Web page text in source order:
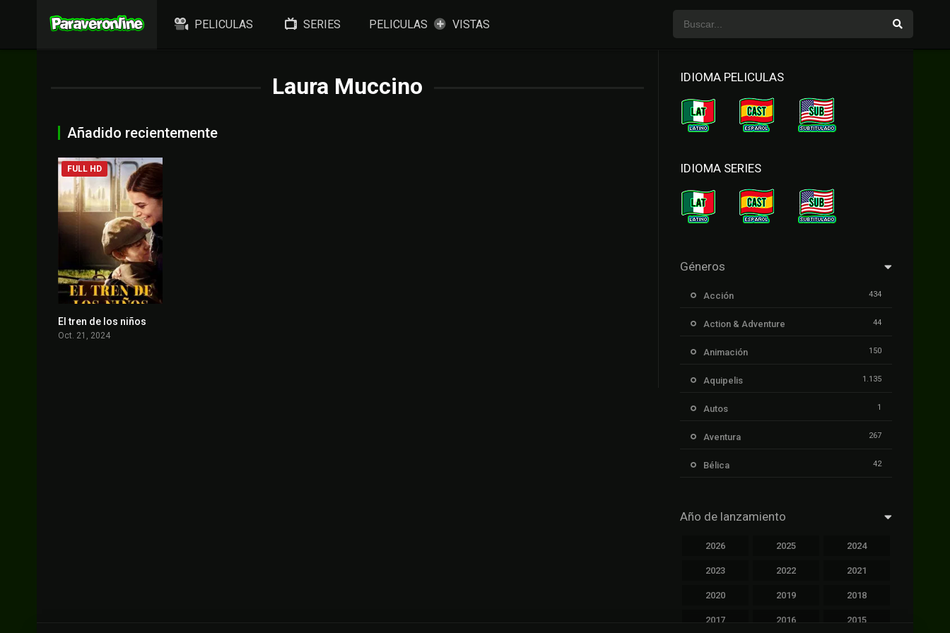
PELICULAS SERIES PELICULAS VISTAS
Laura Muccino
Añadido recientemente
FULL HD
El tren de los niños
Oct. 21, 2024
IDIOMA PELICULAS
IDIOMA SERIES
Géneros
Acción 434
Action & Adventure 44
Animación 150
Aquipelis 1.135
Autos 1
Aventura 267
Bélica 42
Cinecalidad
Cinetux 1.139
Año de lanzamiento
2026 2025 2024
2023 2022 2021
2020 2019 2018
2017 2016 2015